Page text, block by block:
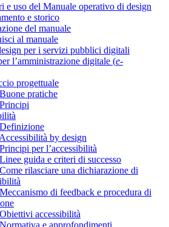
e uso del Manuale operativo di design
e storico
del manuale
al manuale
per i servizi pubblici digitali
l’amministrazione digitale (e-
progettuale
pratiche
by design
per l’accessibilità
guida e criteri di successo
rilasciare una dichiarazione di
di feedback e procedura di
accessibilità
e approfondimenti